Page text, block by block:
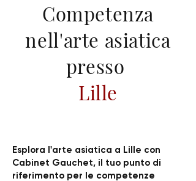
Competenza
nell'arte asiatica
presso
Lille
Esplora l'arte asiatica a Lille con
Cabinet Gauchet, il tuo punto di
riferimento per le competenze